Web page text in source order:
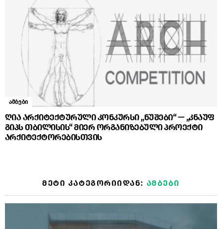
ამბები
ღია არქიტექტურული კონკურსი „ნუშები“ — „კნაუფ
გიპს თბილისის“ მიერ ორგანიზებული პროექტი
არქიტექტორებისთვის
ᲛᲔᲢᲘ ᲙᲐᲢᲔᲒᲝᲠᲘᲘᲓᲐᲜ: ᲐᲛᲑᲔᲑᲘ